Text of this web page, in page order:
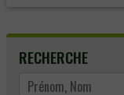
RECHERCHE